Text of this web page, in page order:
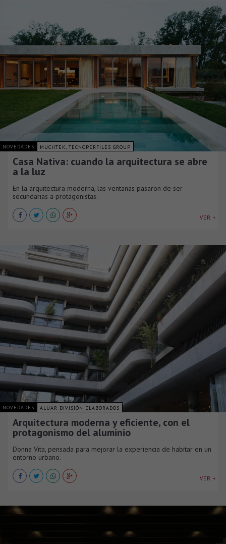
NOVEDADES MUCHTEK, TECNOPERFILES GROUP
Casa Nativa: cuando la arquitectura se abre
a la luz
En la arquitectura moderna, las ventanas pasaron de ser
secundarias a protagonistas.
VER +
NOVEDADES ALUAR DIVISIÓN ELABORADOS
Arquitectura moderna y eficiente, con el
protagonismo del aluminio
Donna Vita, pensada para mejorar la experiencia de habitar en un
entorno urbano.
VER +